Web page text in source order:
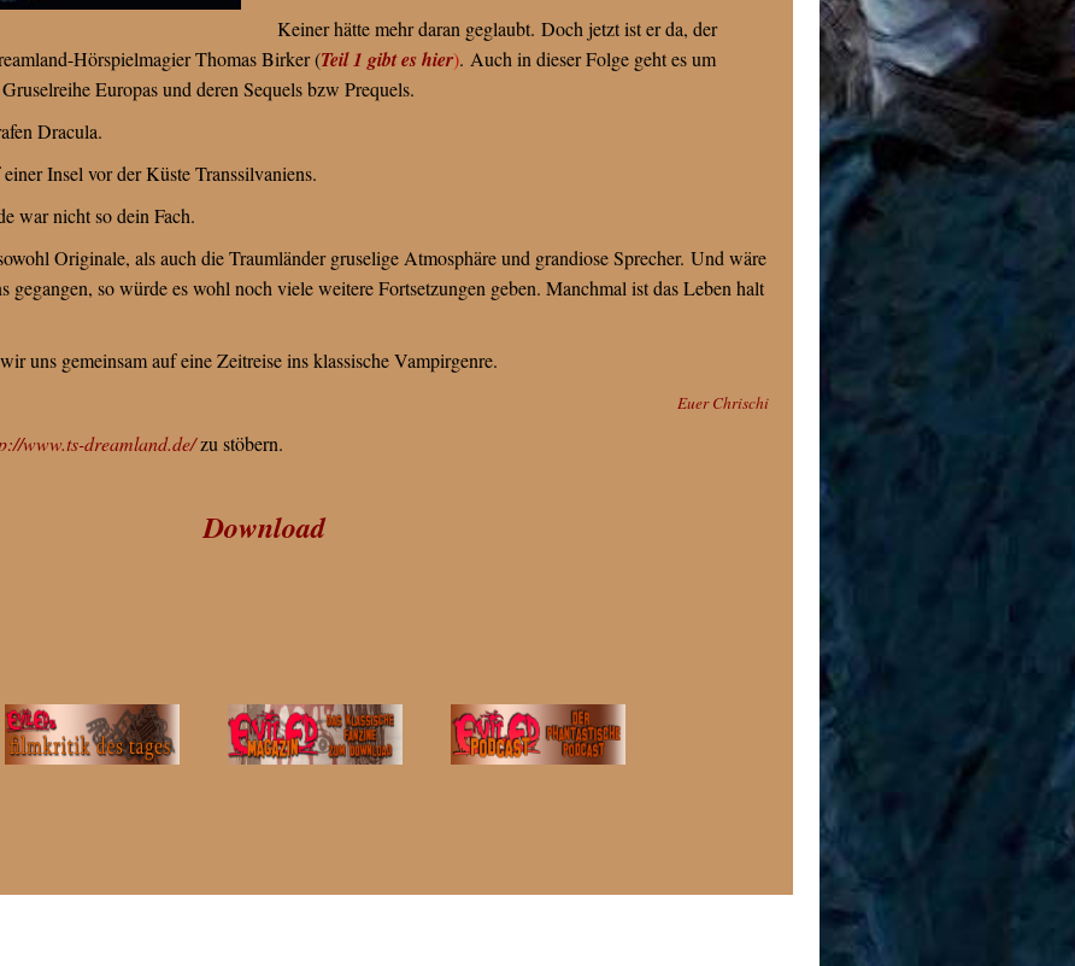
Keiner hätte mehr daran geglaubt. Doch jetzt ist er da, der
Hörspielmagier Thomas Birker (Teil 1 gibt es hier). Auch in dieser Folge geht es um
Europas und deren Sequels bzw Prequels.
Dracula.
Insel vor der Küste Transsilvaniens.
war nicht so dein Fach.
Originale, als auch die Traumländer gruselige Atmosphäre und grandiose Sprecher. Und wäre
gegangen, so würde es wohl noch viele weitere Fortsetzungen geben. Manchmal ist das Leben halt
uns gemeinsam auf eine Zeitreise ins klassische Vampirgenre.
Euer Chrischi
www.ts-dreamland.de/zu stöbern.
Download